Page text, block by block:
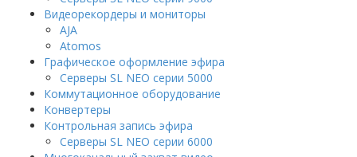
Видеорекордеры и мониторы
AJA
Atomos
Графическое оформление эфира
Серверы SL NEO серии 5000
Коммутационное оборудование
Конвертеры
Контрольная запись эфира
Серверы SL NEO серии 6000